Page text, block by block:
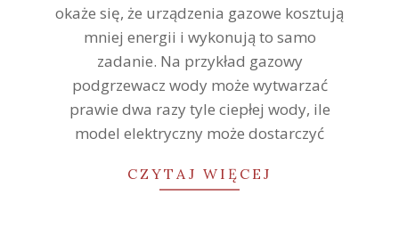
okaże się, że urządzenia gazowe kosztują
mniej energii i wykonują to samo
zadanie. Na przykład gazowy
podgrzewacz wody może wytwarzać
prawie dwa razy tyle ciepłej wody, ile
model elektryczny może dostarczyć
CZYTAJ WIĘCEJ